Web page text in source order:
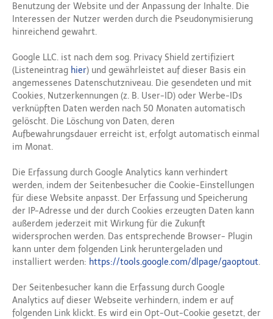
Benutzung der Website und der Anpassung der Inhalte. Die
Interessen der Nutzer werden durch die Pseudonymisierung
hinreichend gewahrt.
Google LLC. ist nach dem sog. Privacy Shield zertifiziert
(Listeneintrag hier) und gewährleistet auf dieser Basis ein
angemessenes Datenschutzniveau. Die gesendeten und mit
Cookies, Nutzerkennungen (z. B. User-ID) oder Werbe-IDs
verknüpften Daten werden nach 50 Monaten automatisch
gelöscht. Die Löschung von Daten, deren
Aufbewahrungsdauer erreicht ist, erfolgt automatisch einmal
im Monat.
Die Erfassung durch Google Analytics kann verhindert
werden, indem der Seitenbesucher die Cookie-Einstellungen
für diese Website anpasst. Der Erfassung und Speicherung
der IP-Adresse und der durch Cookies erzeugten Daten kann
außerdem jederzeit mit Wirkung für die Zukunft
widersprochen werden. Das entsprechende Browser- Plugin
kann unter dem folgenden Link heruntergeladen und
installiert werden: https://tools.google.com/dlpage/gaoptout.
Der Seitenbesucher kann die Erfassung durch Google
Analytics auf dieser Webseite verhindern, indem er auf
folgenden Link klickt. Es wird ein Opt-Out-Cookie gesetzt, der